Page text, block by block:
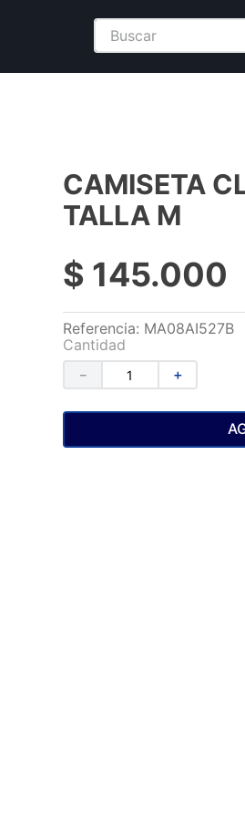
Buscar
CAMISETA
TALLA M
$ 145.000
Referencia: MA08AI527B
Cantidad
＋
－